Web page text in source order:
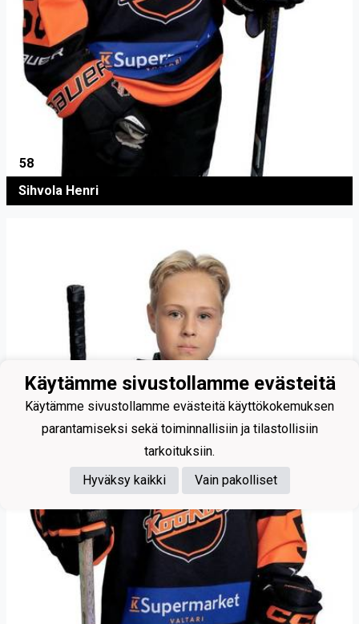
58
Sihvola Henri
Käytämme sivustollamme evästeitä
Käytämme sivustollamme evästeitä käyttökokemuksen
parantamiseksi sekä toiminnallisiin ja tilastollisiin
tarkoituksiin.
Hyväksy kaikki
Vain pakolliset